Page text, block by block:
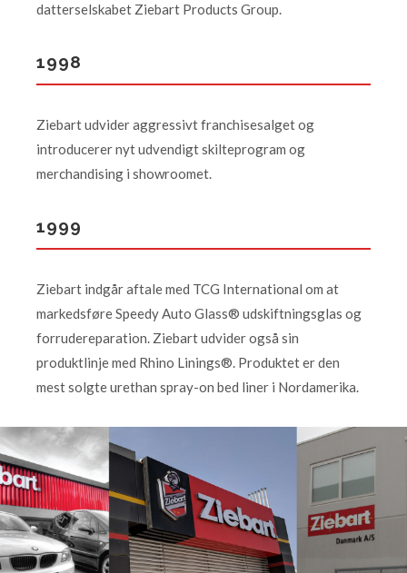
datterselskabet Ziebart Products Group.
1998
Ziebart udvider aggressivt franchisesalget og
introducerer nyt udvendigt skilteprogram og
merchandising i showroomet.
1999
Ziebart indgår aftale med TCG International om at
markedsføre Speedy Auto Glass® udskiftningsglas og
forrudereparation. Ziebart udvider også sin
produktlinje med Rhino Linings®. Produktet er den
mest solgte urethan spray-on bed liner i Nordamerika.